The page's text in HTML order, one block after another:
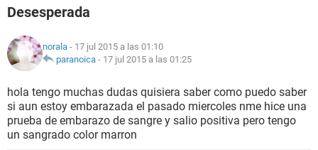
NUTRICIÓN
BIENESTAR
SEXUALIDAD
Desesperada
norala - 17 jul 2015 a las 01:10
paranoica - 17 jul 2015 a las 01:25
hola tengo muchas dudas quisiera saber como puedo saber
si aun estoy embarazada el pasado miercoles nme hice una
prueba de embarazo de sangre y salio positiva pero tengo
un sangrado color marron